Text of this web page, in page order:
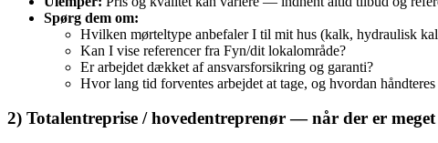
Spørg dem om:
Hvilken mørteltype anbefaler I til mit hus (kalk, hydraulisk
Kan I vise referencer fra Fyn/dit lokalområde?
Er arbejdet dækket af ansvarsforsikring og garanti?
Hvor lang tid forventes arbejdet at tage, og hvordan
2) Totalentreprise / hovedentreprenør — når der er